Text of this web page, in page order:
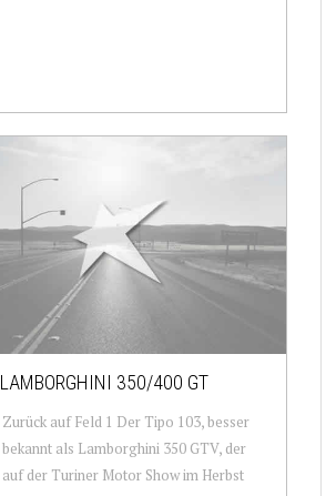
LAMBORGHINI 350/400 GT
Zurück auf Feld 1 Der Tipo 103, besser
bekannt als Lamborghini 350 GTV, der
auf der Turiner Motor Show im Herbst